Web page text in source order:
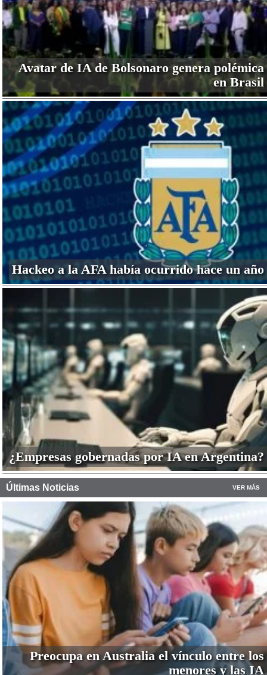
Avatar de IA de Bolsonaro genera polémica
en Brasil
Hackeo a la AFA había ocurrido hace un año
¿Empresas gobernadas por IA en Argentina?
Últimas Noticias VER MÁS
Preocupa en Australia el vínculo entre los
menores y las IA